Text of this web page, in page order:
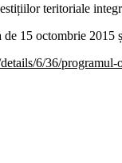
teritoriale
15 octombrie
6/36/